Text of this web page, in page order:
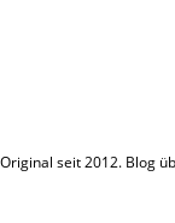
seit 2012. Blog